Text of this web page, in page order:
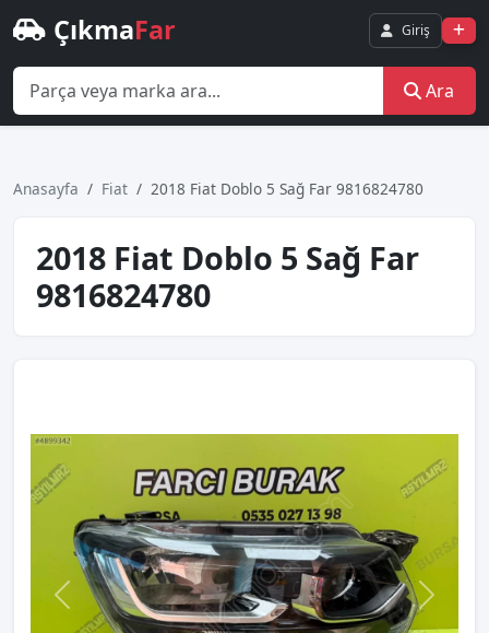
ÇıkmaFar Giriş
Ara
Anasayfa Fiat 2018 Fiat Doblo 5 Sağ Far 9816824780
2018 Fiat Doblo 5 Sağ Far
9816824780